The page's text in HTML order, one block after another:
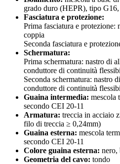
grado duro (HEPR), tipo
Fasciatura e protezione:
Prima fasciatura e protezione:
coppia
Seconda fasciatura e
Schermatura:
Prima schermatura: nastro di
conduttore di continuità
Seconda schermatura: nastro
conduttore di continuità
Guaina intermedia: mescola
secondo CEI 20-11
Armatura: treccia in acciaio
filo di treccia ≥ 0,24mm)
Guaina esterna: mescola
secondo CEI 20-11
Colore guaina esterna: nero,
Geometria del cavo: tondo